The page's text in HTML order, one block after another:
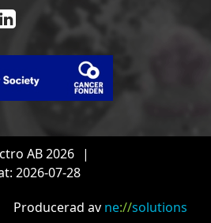
AB 2026 |
2026-07-28
Producerad av ne://solutions